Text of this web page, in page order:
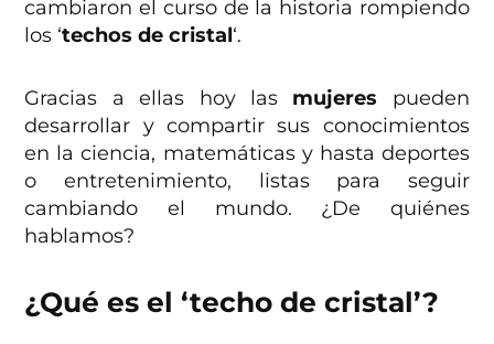
cambiaron el curso de la historia rompiendo
los ‘techos de cristal‘.
Gracias a ellas hoy las mujeres pueden
desarrollar y compartir sus conocimientos
en la ciencia, matemáticas y hasta deportes
o entretenimiento, listas para seguir
cambiando el mundo. ¿De quiénes
hablamos?
¿Qué es el ‘techo de cristal’?